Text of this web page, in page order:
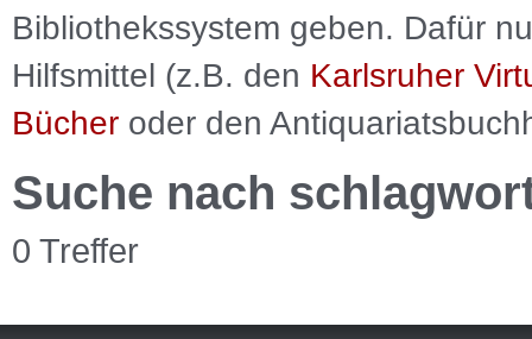
Bibliothekssystem geben. Dafür
Hilfsmittel (z.B. den Karlsruher
Bücher oder den
Suche nach
0 Treffer